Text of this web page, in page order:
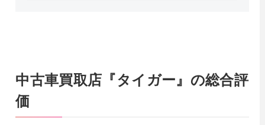
中古車買取店『タイガー』の総合評
価